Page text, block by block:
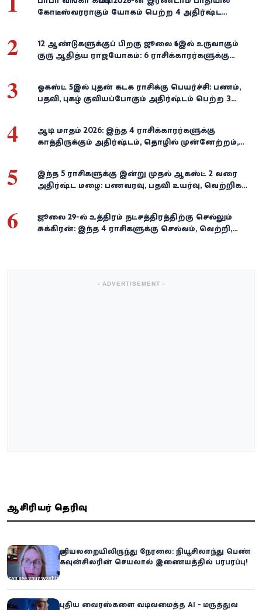
கோடீஸ்வரராகும் யோகம் பெற்ற 4 அதிர்ஷ்ட
2
12 ஆண்டுகளுக்குப் பிறகு ஜூலை 16இல் உருவாகும்
குரு ஆதித்ய ராஜயோகம்: 6 ராசிக்காரர்களுக்கு
3
ஓகஸ்ட் 5இல் புதன் கடக ராசிக்கு பெயர்ச்சி: பணம்,
பதவி, புகழ் குவியப்போகும் அதிர்ஷ்டம் பெற்ற 3
4
ஆடி மாதம் 2026: இந்த 4 ராசிக்காரர்களுக்கு
காத்திருக்கும் அதிர்ஷ்டம், தொழில் முன்னேற்றம்,
5
இந்த 5 ராசிகளுக்கு இன்று முதல் ஆகஸ்ட் 2 வரை
அதிர்ஷ்ட மழை: பணவரவு, பதவி உயர்வு, வெற்றிகள்
6
ஜூலை 29-ல் உத்திரம் நட்சத்திரத்திற்கு செல்லும்
சுக்கிரன்: இந்த 4 ராசிகளுக்கு செல்வம், வெற்றி,
- ADVERTISEMENT -
ஆசிரியர் தெரிவு
குளியலறையிலிருந்து நேரலை: நியூசிலாந்து பெண்
கவுன்சிலரின் செயலால் இணையத்தில் பரபரப்பு!
புதிய வைரஸ்களை வடிவமைத்த AI - மருத்துவ